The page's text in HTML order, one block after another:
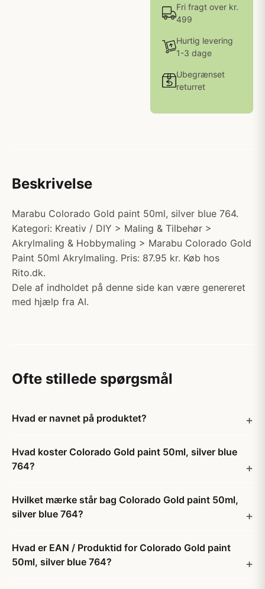
Fri fragt over kr.
499
Hurtig levering
1-3 dage
Ubegrænset
returret
Beskrivelse
Marabu Colorado Gold paint 50ml, silver blue 764.
Kategori: Kreativ / DIY > Maling & Tilbehør >
Akrylmaling & Hobbymaling > Marabu Colorado Gold
Paint 50ml Akrylmaling. Pris: 87.95 kr. Køb hos
Rito.dk.
Dele af indholdet på denne side kan være genereret
med hjælp fra AI.
Ofte stillede spørgsmål
Hvad er navnet på produktet?
Hvad koster Colorado Gold paint 50ml, silver blue
764?
Hvilket mærke står bag Colorado Gold paint 50ml,
silver blue 764?
Hvad er EAN / Produktid for Colorado Gold paint
50ml, silver blue 764?